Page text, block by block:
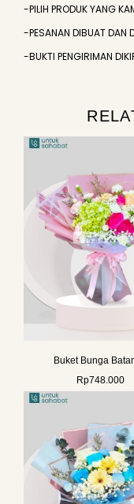
-PILIH PRODUK YANG
-PESANAN DIBUAT DAN
-BUKTI PENGIRIMAN
Buket Bunga
Rp748.000